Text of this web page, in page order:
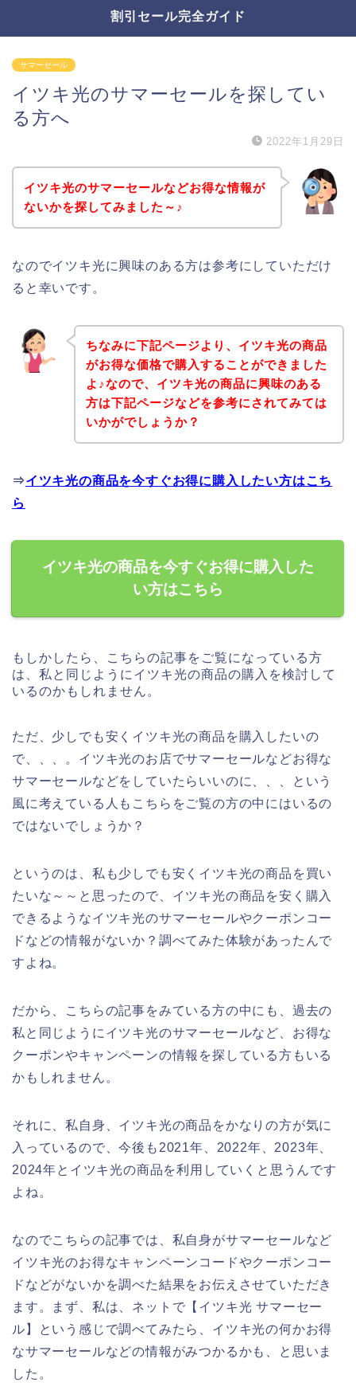
割引セール完全ガイド
サマーセール
イツキ光のサマーセールを探してい
る方へ
2022年1月29日
イツキ光のサマーセールなどお得な情報が
ないかを探してみました～♪
なのでイツキ光に興味のある方は参考にしていただけ
ると幸いです。
ちなみに下記ページより、イツキ光の商品
がお得な価格で購入することができました
よ♪なので、イツキ光の商品に興味のある
方は下記ページなどを参考にされてみては
いかがでしょうか？
⇒イツキ光の商品を今すぐお得に購入したい方はこち
ら
イツキ光の商品を今すぐお得に購入した
い方はこちら
もしかしたら、こちらの記事をご覧になっている方
は、私と同じようにイツキ光の商品の購入を検討して
いるのかもしれません。
ただ、少しでも安くイツキ光の商品を購入したいの
で、、、。イツキ光のお店でサマーセールなどお得な
サマーセールなどをしていたらいいのに、、、という
風に考えている人もこちらをご覧の方の中にはいるの
ではないでしょうか？
というのは、私も少しでも安くイツキ光の商品を買い
たいな～～と思ったので、イツキ光の商品を安く購入
できるようなイツキ光のサマーセールやクーポンコー
ドなどの情報がないか？調べてみた体験があったんで
すよね。
だから、こちらの記事をみている方の中にも、過去の
私と同じようにイツキ光のサマーセールなど、お得な
クーポンやキャンペーンの情報を探している方もいる
かもしれません。
それに、私自身、イツキ光の商品をかなりの方が気に
入っているので、今後も2021年、2022年、2023年、
2024年とイツキ光の商品を利用していくと思うんです
よね。
なのでこちらの記事では、私自身がサマーセールなど
イツキ光のお得なキャンペーンコードやクーポンコー
ドなどがないかを調べた結果をお伝えさせていただき
ます。まず、私は、ネットで【イツキ光 サマーセー
ル】という感じで調べてみたら、イツキ光の何かお得
なサマーセールなどの情報がみつかるかも、と思いま
した。